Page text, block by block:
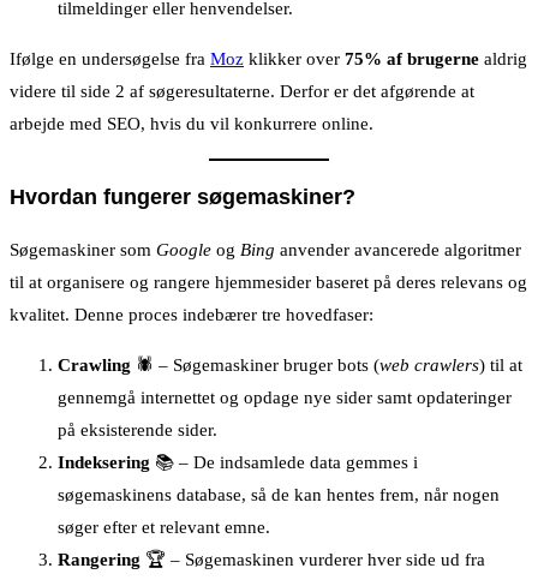
tilmeldinger eller henvendelser.
Ifølge en undersøgelse fra Moz klikker over 75% af brugerne aldrig
videre til side 2 af søgeresultaterne. Derfor er det afgørende at
arbejde med SEO, hvis du vil konkurrere online.
Hvordan fungerer søgemaskiner?
Søgemaskiner som Google og Bing anvender avancerede algoritmer
til at organisere og rangere hjemmesider baseret på deres relevans og
kvalitet. Denne proces indebærer tre hovedfaser:
Crawling 🕷️ – Søgemaskiner bruger bots (web crawlers) til at
gennemgå internettet og opdage nye sider samt opdateringer
på eksisterende sider.
Indeksering 📚 – De indsamlede data gemmes i
søgemaskinens database, så de kan hentes frem, når nogen
søger efter et relevant emne.
Rangering 🏆 – Søgemaskinen vurderer hver side ud fra